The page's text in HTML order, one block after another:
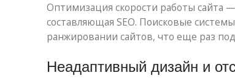
Оптимизация скорости работы сайта
составляющая SEO. Поисковые
ранжировании сайтов, что еще раз
Неадаптивный дизайн и